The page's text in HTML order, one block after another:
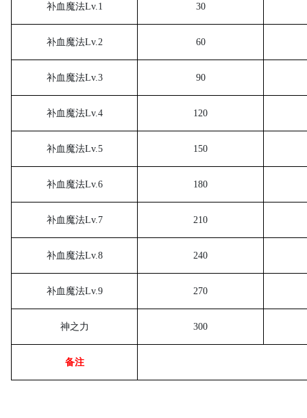
补血魔法Lv.1 30
补血魔法Lv.2 60
补血魔法Lv.3 90
补血魔法Lv.4 120
补血魔法Lv.5 150
补血魔法Lv.6 180
补血魔法Lv.7 210
补血魔法Lv.8 240
补血魔法Lv.9 270
神之力 300
备注